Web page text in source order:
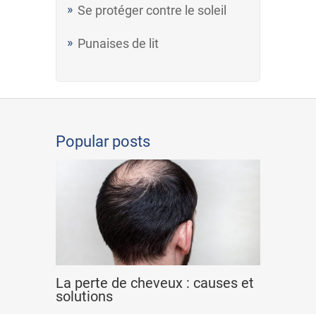
Se protéger contre le soleil
Punaises de lit
Popular posts
La perte de cheveux : causes et
solutions